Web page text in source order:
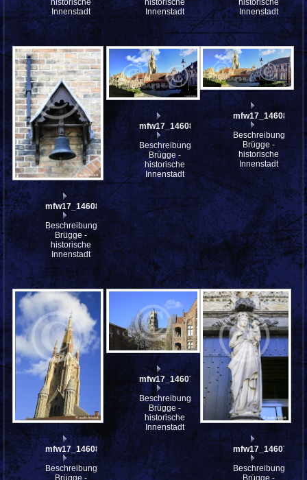
Innenstadt
Innenstadt
Innenstadt
mfw17_146089
Beschreibung:
Brügge -
historische
Innenstadt
mfw17_146085st
Beschreibung:
Brügge -
historische
Innenstadt
mfw17_146084st
Beschreibung:
Brügge -
historische
Innenstadt
mfw17_146083
Beschreibung:
mfw17_146077
Beschreibung:
Brügge -
historische
Innenstadt
mfw17_146075
Beschreibung: